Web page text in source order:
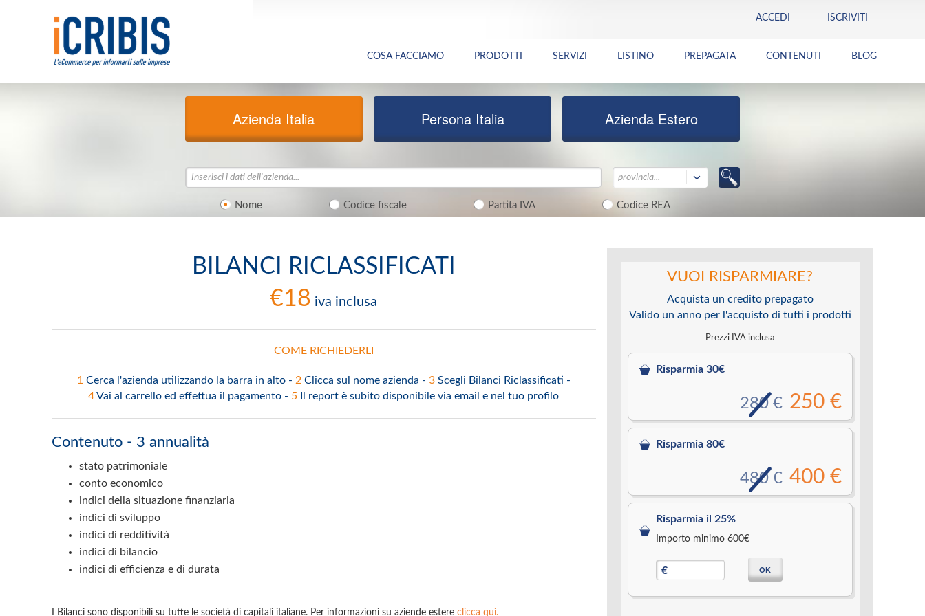
ACCEDI ISCRIVITI
COSA FACCIAMO PRODOTTI SERVIZI LISTINO PREPAGATA CONTENUTI BLOG
Azienda Italia Persona Italia Azienda Estero
Nome Codice fiscale Partita IVA Codice REA
provincia...
BILANCI RICLASSIFICATI
€18 iva inclusa
COME RICHIEDERLI
1 Cerca l'azienda utilizzando la barra in alto - 2 Clicca sul nome azienda - 3 Scegli Bilanci Riclassificati -
4Vai al carrello ed effettua il pagamento - 5 Il report è subito disponibile via email e nel tuo profilo
Contenuto - 3 annualità
stato patrimoniale
conto economico
indici della situazione finanziaria
indici di sviluppo
indici di redditività
indici di bilancio
indici di efficienza e di durata
I Bilanci sono disponibili su tutte le società di capitali italiane. Per informazioni su aziende estere clicca qui.
VUOI RISPARMIARE?
Acquista un credito prepagato
Valido un anno per l'acquisto di tutti i prodotti
Prezzi IVA inclusa
Risparmia 30€
250 €
280 €
Risparmia 80€
400 €
480 €
Risparmia il 25%
Importo minimo 600€
€ OK